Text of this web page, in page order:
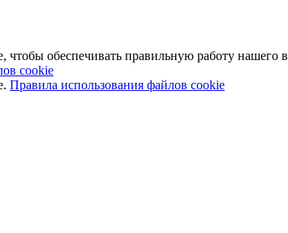
обеспечивать правильную работу нашего
cookie
Правила использования файлов cookie